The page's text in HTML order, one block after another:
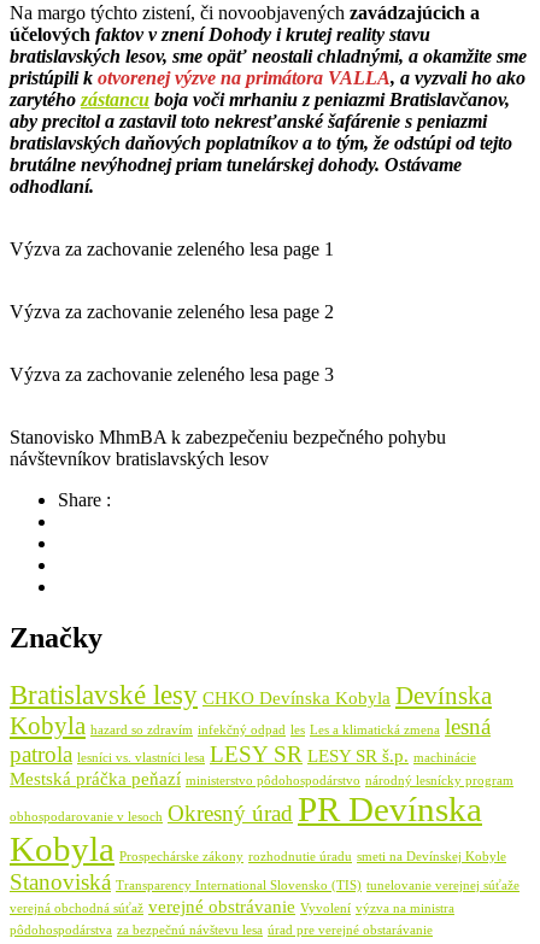
Na margo týchto zistení, či novoobjavených zavádzajúcich a
účelových faktov v znení Dohody i krutej reality stavu
bratislavských lesov, sme opäť neostali chladnými, a okamžite sme
pristúpili k otvorenej výzve na primátora VALLA, a vyzvali ho ako
zarytého zástancu boja voči mrhaniu z peniazmi Bratislavčanov,
aby precitol a zastavil toto nekresťanské šafárenie s peniazmi
bratislavských daňových poplatníkov a to tým, že odstúpi od tejto
brutálne nevýhodnej priam tunelárskej dohody. Ostávame
odhodlaní.
Výzva za zachovanie zeleného lesa page 1
Výzva za zachovanie zeleného lesa page 2
Výzva za zachovanie zeleného lesa page 3
Stanovisko MhmBA k zabezpečeniu bezpečného pohybu
návštevníkov bratislavských lesov
Share :
Značky
Bratislavské lesy CHKO Devínska Kobyla Devínska
Kobyla hazard so zdravím infekčný odpad les Les a klimatická zmena lesná
patrola lesníci vs. vlastníci lesa LESY SR LESY SR š.p. machinácie
Mestská práčka peňazí ministerstvo pôdohospodárstvo národný lesnícky program
obhospodarovanie v lesoch Okresný úrad PR Devínska
Kobyla Prospechárske zákony rozhodnutie úradu smeti na Devínskej Kobyle
Stanoviská Transparency International Slovensko (TIS) tunelovanie verejnej súťaže
verejná obchodná súťaž verejné obstrávanie Vyvolení výzva na ministra
pôdohospodárstva za bezpečnú návštevu lesa úrad pre verejné obstarávanie